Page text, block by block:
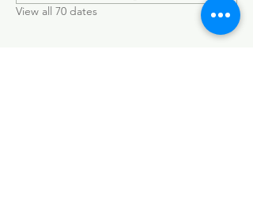
View all 70 dates